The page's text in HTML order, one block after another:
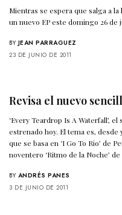
Mientras se espera que salga a
un nuevo EP este domingo 26 de
BY JEAN PARRAGUEZ
23 DE JUNIO DE 2011
Revisa el nuevo
‘Every Teardrop Is A Waterfall’,
estrenado hoy. El tema es,
que se basa en ‘I Go To Rio’ de
noventero ‘Ritmo de la Noche’ de
BY ANDRÉS PANES
3 DE JUNIO DE 2011